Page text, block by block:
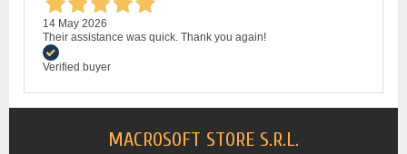
14 May 2026
Their assistance was quick. Thank you again!
Verified buyer
MACROSOFT STORE S.R.L.